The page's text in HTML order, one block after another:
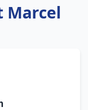
Marcel